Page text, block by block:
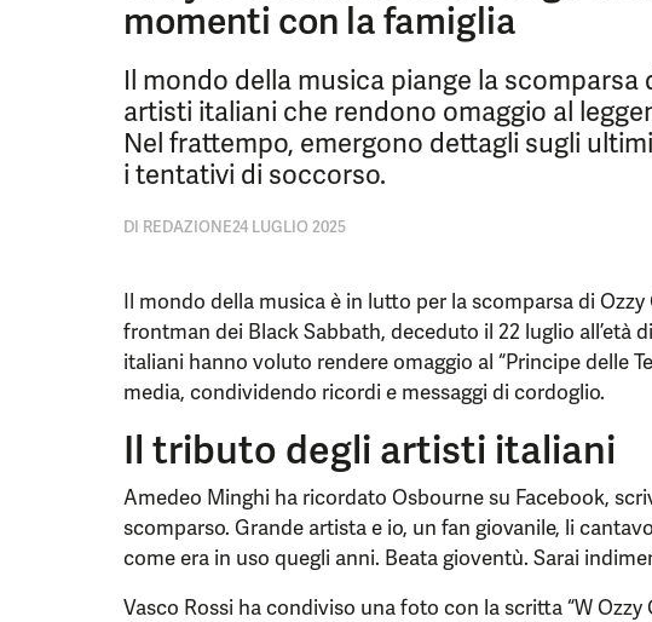
momenti con la famiglia
Il mondo della musica piange la
artisti italiani che rendono omaggio al
Nel frattempo, emergono dettagli sugli
i tentativi di soccorso.
DI REDAZIONE24 LUGLIO 2025
Il mondo della musica è in lutto per la scomparsa di Ozzy
frontman dei Black Sabbath, deceduto il 22 luglio all’età
italiani hanno voluto rendere omaggio al “Principe delle
media, condividendo ricordi e messaggi di cordoglio.
Il tributo degli artisti italiani
Amedeo Minghi ha ricordato Osbourne su Facebook,
scomparso. Grande artista e io, un fan giovanile, li
come era in uso quegli anni. Beata gioventù. Sarai
Vasco Rossi ha condiviso una foto con la scritta “W Ozzy